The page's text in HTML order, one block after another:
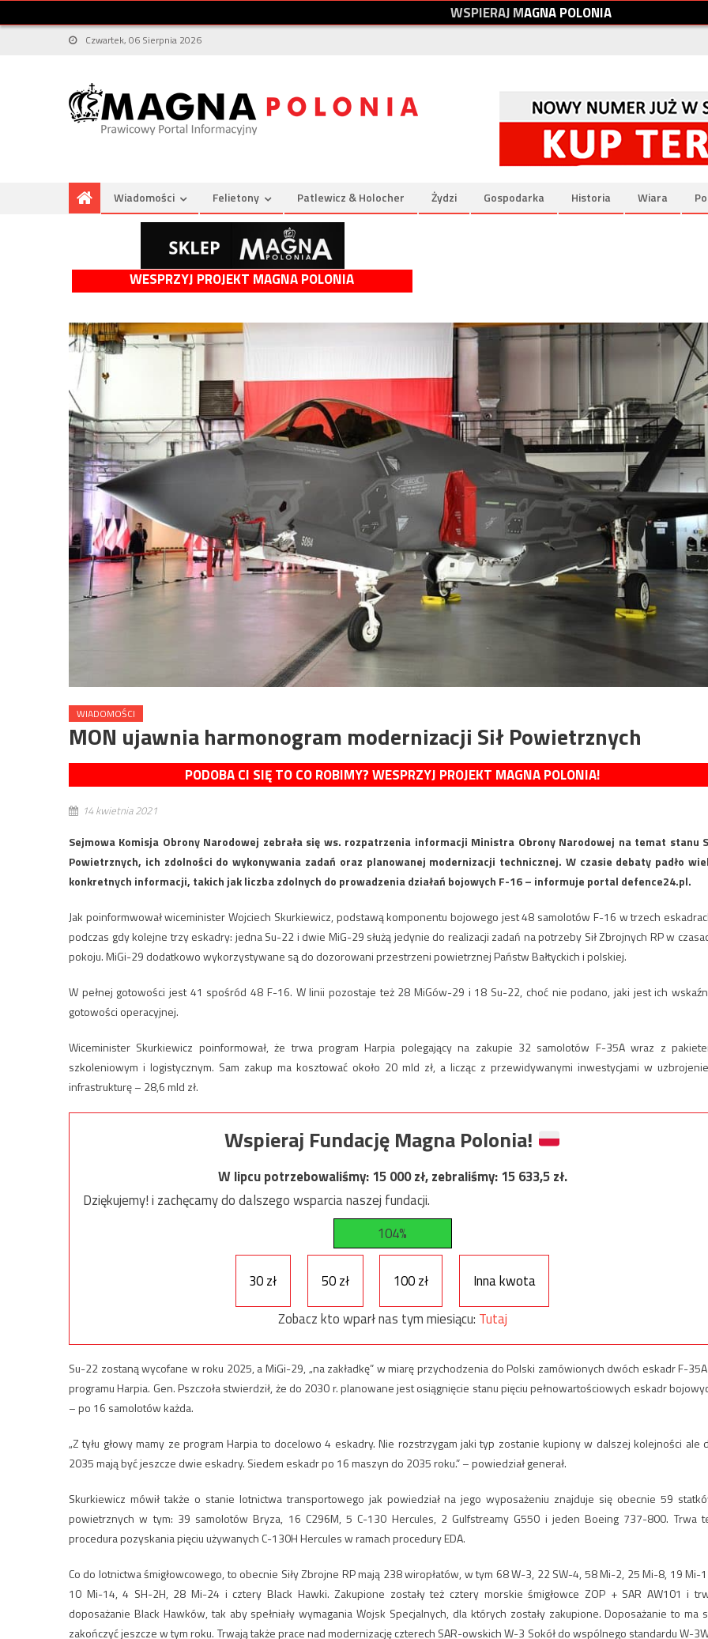
WSPIERAJMAGNAPOLONIA
Czwartek, 06 Sierpnia 2026
Wiadomości Felietony Patlewicz & Holocher Żydzi Gospodarka Historia Wiara
WESPRZYJ PROJEKT MAGNA POLONIA
WIADOMOŚCI
MON ujawnia harmonogram modernizacji Sił Powietrznych
PODOBA CI SIĘ TO CO ROBIMY? WESPRZYJ PROJEKT MAGNA POLONIA!
14 kwietnia 2021
Sejmowa Komisja Obrony Narodowej zebrała się ws. rozpatrzenia informacji Ministra Obrony Narodowej na temat stanu
Powietrznych, ich zdolności do wykonywania zadań oraz planowanej modernizacji technicznej. W czasie debaty padło
konkretnych informacji, takich jak liczba zdolnych do prowadzenia działań bojowych F-16 – informuje portal defence24.pl.
Jak poinformwował wiceminister Wojciech Skurkiewicz, podstawą komponentu bojowego jest 48 samolotów F-16 w trzech
podczas gdy kolejne trzy eskadry: jedna Su-22 i dwie MiG-29 służą jedynie do realizacji zadań na potrzeby Sił Zbrojnych RP w
pokoju. MiGi-29 dodatkowo wykorzystywane są do dozorowani przestrzeni powietrznej Państw Bałtyckich i polskiej.
W pełnej gotowości jest 41 spośród 48 F-16. W linii pozostaje też 28 MiGów-29 i 18 Su-22, choć nie podano, jaki jest ich
gotowości operacyjnej.
Wiceminister Skurkiewicz poinformował, że trwa program Harpia polegający na zakupie 32 samolotów F-35A wraz z
szkoleniowym i logistycznym. Sam zakup ma kosztować około 20 mld zł, a licząc z przewidywanymi inwestycjami w
infrastrukturę – 28,6 mld zł.
Wspieraj Fundację Magna Polonia!
W lipcu potrzebowaliśmy:15 000zł, zebraliśmy:15 633,5zł.
Dziękujemy! i zachęcamy do dalszego wsparcia naszej fundacji.
104%
30 zł 50 zł 100 zł
Inna kwota
Zobacz kto wparł nas tym miesiącu: Tutaj
Su-22 zostaną wycofane w roku 2025, a MiGi-29, „na zakładkę” w miarę przychodzenia do Polski zamówionych dwóch eskadr F-
programu Harpia. Gen. Pszczoła stwierdził, że do 2030 r. planowane jest osiągnięcie stanu pięciu pełnowartościowych eskadr
– po 16 samolotów każda.
„Z tyłu głowy mamy ze program Harpia to docelowo 4 eskadry. Nie rozstrzygam jaki typ zostanie kupiony w dalszej kolejności ale
2035 mają być jeszcze dwie eskadry. Siedem eskadr po 16 maszyn do 2035 roku.” – powiedział generał.
Skurkiewicz mówił także o stanie lotnictwa transportowego jak powiedział na jego wyposażeniu znajduje się obecnie 59
powietrznych w tym: 39 samolotów Bryza, 16 C296M, 5 C-130 Hercules, 2 Gulfstreamy G550 i jeden Boeing 737-800. Trwa
procedura pozyskania pięciu używanych C-130H Hercules w ramach procedury EDA.
Co do lotnictwa śmigłowcowego, to obecnie Siły Zbrojne RP mają 238 wiropłatów, w tym 68 W-3, 22 SW-4, 58 Mi-2, 25 Mi-8, 19 Mi-
10 Mi-14, 4 SH-2H, 28 Mi-24 i cztery Black Hawki. Zakupione zostały też cztery morskie śmigłowce ZOP + SAR AW101 i
doposażanie Black Hawków, tak aby spełniały wymagania Wojsk Specjalnych, dla których zostały zakupione. Doposażanie to ma
zakończyć jeszcze w tym roku. Trwają także prace nad modernizację czterech SAR-owskich W-3 Sokół do wspólnego standardu W-